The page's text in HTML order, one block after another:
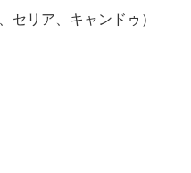
セリア、キャンドゥ）